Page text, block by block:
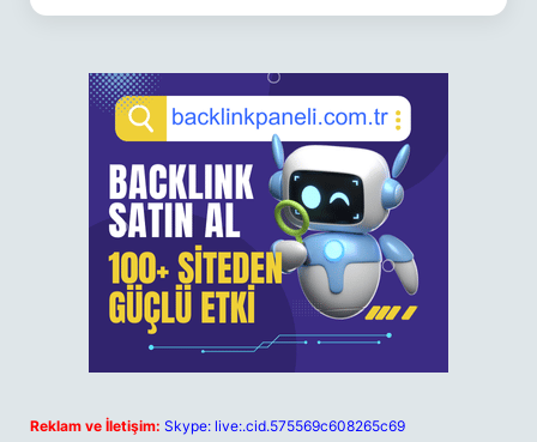
Reklam ve İletişim: Skype: live:.cid.575569c608265c69